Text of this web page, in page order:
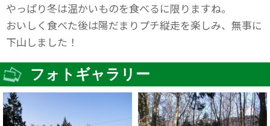
やっぱり冬は温かいものを食べるに限りますね。
おいしく食べた後は陽だまりプチ縦走を楽しみ、無事に
下山しました！
フォトギャラリー